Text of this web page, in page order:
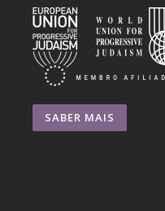
SABER MAIS